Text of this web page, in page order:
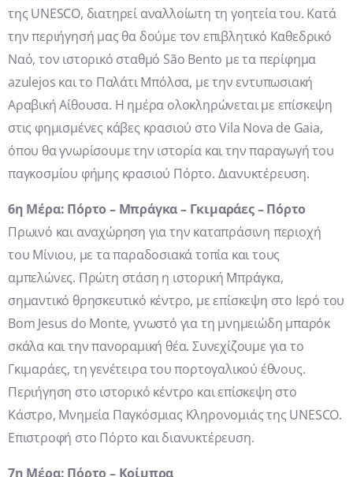
της UNESCO, διατηρεί αναλλοίωτη τη γοητεία του. Κατά
την περιήγησή μας θα δούμε τον επιβλητικό Καθεδρικό
Ναό, τον ιστορικό σταθμό São Bento με τα περίφημα
azulejos και το Παλάτι Μπόλσα, με την εντυπωσιακή
Αραβική Αίθουσα. Η ημέρα ολοκληρώνεται με επίσκεψη
στις φημισμένες κάβες κρασιού στο Vila Nova de Gaia,
όπου θα γνωρίσουμε την ιστορία και την παραγωγή του
παγκοσμίου φήμης κρασιού Πόρτο. Διανυκτέρευση.
6η Μέρα: Πόρτο – Μπράγκα – Γκιμαράες – Πόρτο
Πρωινό και αναχώρηση για την καταπράσινη περιοχή
του Μίνιου, με τα παραδοσιακά τοπία και τους
αμπελώνες. Πρώτη στάση η ιστορική Μπράγκα,
σημαντικό θρησκευτικό κέντρο, με επίσκεψη στο Ιερό του
Bom Jesus do Monte, γνωστό για τη μνημειώδη μπαρόκ
σκάλα και την πανοραμική θέα. Συνεχίζουμε για το
Γκιμαράες, τη γενέτειρα του πορτογαλικού έθνους.
Περιήγηση στο ιστορικό κέντρο και επίσκεψη στο
Κάστρο, Μνημεία Παγκόσμιας Κληρονομιάς της UNESCO.
Επιστροφή στο Πόρτο και διανυκτέρευση.
7η Μέρα: Πόρτο – Κοίμπρα